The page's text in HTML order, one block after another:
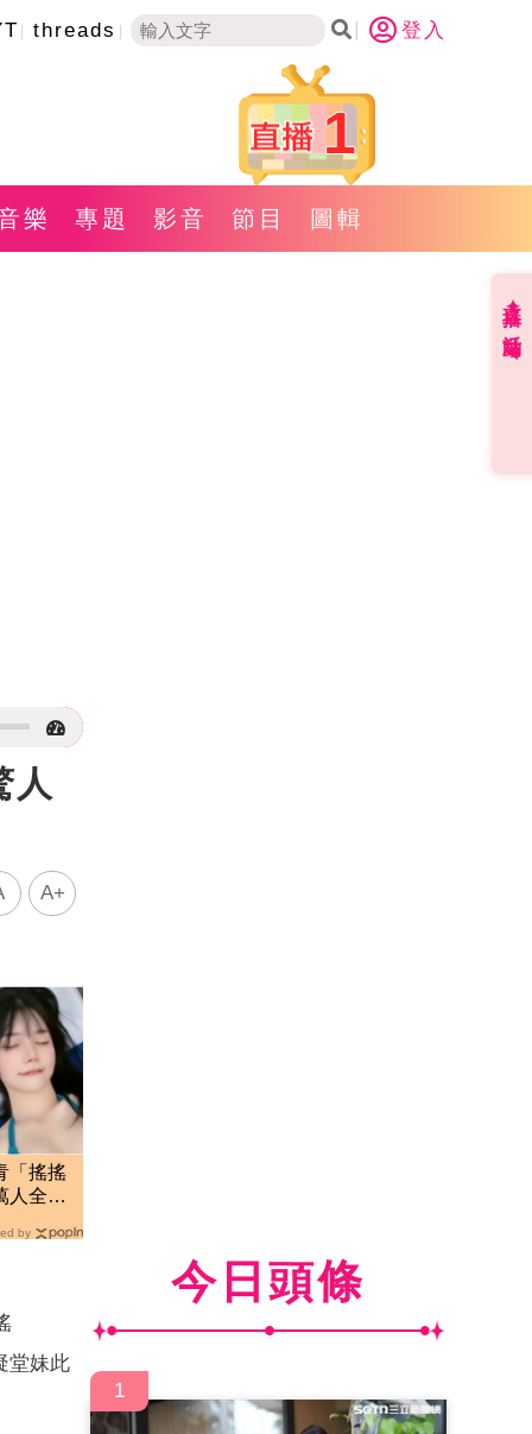
threads 登入
1
樂 專題 影音 節目 圖輯
人
A+
「搖搖
全看
by
堂妹此
今日頭條
1
直播✦活動